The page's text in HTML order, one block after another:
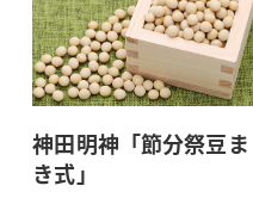
神田明神「節分祭豆ま
き式」